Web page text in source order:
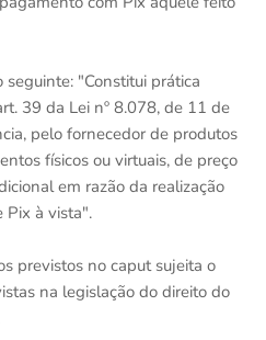
"Constitui prática
39 da Lei nº 8.078, de 11 de
pelo fornecedor de produtos
físicos ou virtuais, de preço
em razão da realização
Pix à vista".
previstos no caput sujeita o
na legislação do direito do